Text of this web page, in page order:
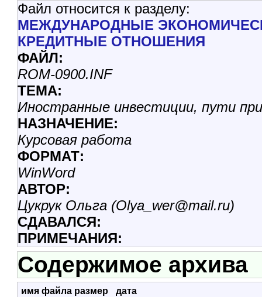
Файл относится к разделу:
МЕЖДУНАРОДНЫЕ
КРЕДИТНЫЕ ОТНОШЕНИЯ
ФАЙЛ:
ROM-0900.INF
ТЕМА:
Иностранные инвестиции, пути
НАЗHАЧЕНИЕ:
Курсовая работа
ФОРМАТ:
WinWord
АВТОР:
Цукрук Ольга (Olya_wer@mail.ru)
СДАВАЛСЯ:
ПРИМЕЧАНИЯ:
Содержимое архива
имя файла размер дата